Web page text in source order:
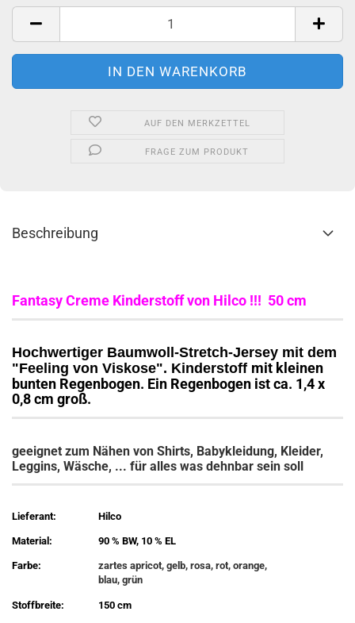
Stück
cm
AUF DEN MERKZETTEL
FRAGE ZUM PRODUKT
Beschreibung
Fantasy Creme Kinderstoff von Hilco !!! 50 cm
Hochwertiger Baumwoll-Stretch-Jersey mit dem
"Feeling von Viskose". Kinderstoff mit kleinen
bunten Regenbogen. Ein Regenbogen ist ca. 1,4 x
0,8 cm groß.
geeignet zum Nähen von Shirts, Babykleidung, Kleider,
Leggins, Wäsche, ... für alles was dehnbar sein soll
Lieferant: Hilco
Material: 90 % BW, 10 % EL
Farbe:
zartes apricot, gelb, rosa, rot, orange,
blau, grün
Stoffbreite: 150 cm